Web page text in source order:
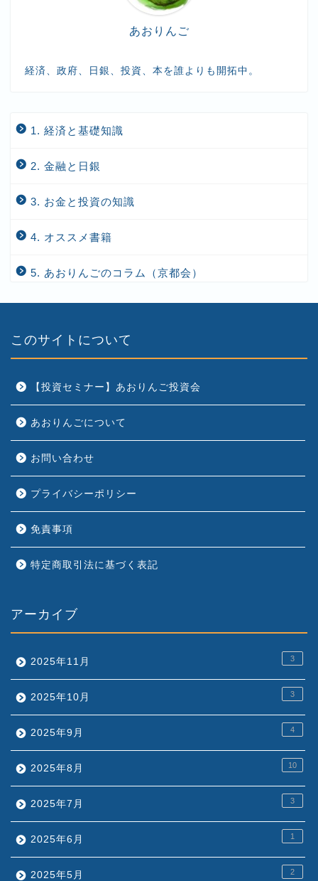
あおりんご
経済、政府、日銀、投資、本を誰よりも開拓中。
1. 経済と基礎知識
2. 金融と日銀
3. お金と投資の知識
4. オススメ書籍
5. あおりんごのコラム（京都会）
このサイトについて
【投資セミナー】あおりんご投資会
あおりんごについて
お問い合わせ
プライバシーポリシー
免責事項
特定商取引法に基づく表記
アーカイブ
2025年11月 3
2025年10月 3
2025年9月 4
2025年8月 10
2025年7月 3
2025年6月 1
2025年5月 2